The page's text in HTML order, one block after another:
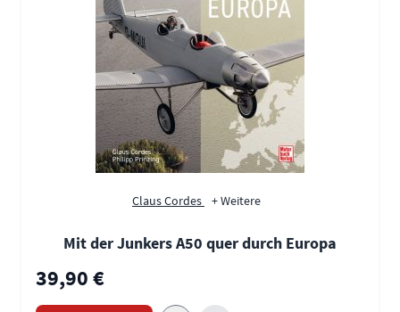
Claus Cordes + Weitere
Mit der Junkers A50 quer durch Europa
39,90 €